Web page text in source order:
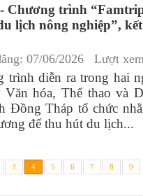
Chương trình
lịch nông nghiệp”,
07/06/2026 Lượt
trình diễn ra trong hai
hóa, Thể thao và
Đồng Tháp tổ chức
để thu hút du lịch...
3 4 5 6 7 8 9